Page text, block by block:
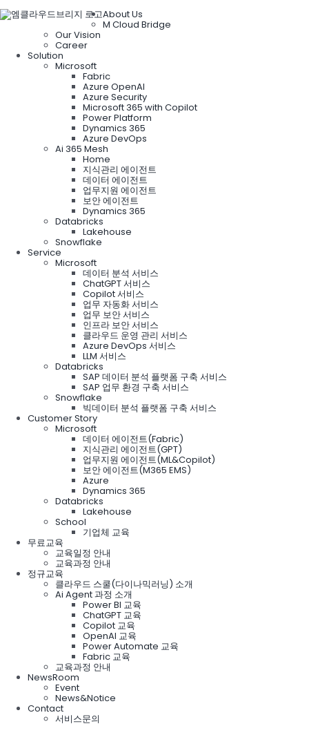
About Us
M Cloud Bridge
Our Vision
Career
Solution
Microsoft
Fabric
Azure OpenAI
Azure Security
Microsoft 365 with Copilot
Power Platform
Dynamics 365
Azure DevOps
Ai 365 Mesh
Home
지식관리 에이전트
데이터 에이전트
업무지원 에이전트
보안 에이전트
Dynamics 365
Databricks
Lakehouse
Snowflake
Service
Microsoft
데이터 분석 서비스
ChatGPT 서비스
Copilot 서비스
업무 자동화 서비스
업무 보안 서비스
인프라 보안 서비스
클라우드 운영 관리 서비스
Azure DevOps 서비스
LLM 서비스
Databricks
SAP 데이터 분석 플랫폼 구축 서비스
SAP 업무 환경 구축 서비스
Snowflake
빅데이터 분석 플랫폼 구축 서비스
Customer Story
Microsoft
데이터 에이전트(Fabric)
지식관리 에이전트(GPT)
업무지원 에이전트(ML&Copilot)
보안 에이전트(M365 EMS)
Azure
Dynamics 365
Databricks
Lakehouse
School
기업체 교육
무료교육
교육일정 안내
교육과정 안내
정규교육
클라우드 스쿨(다이나믹러닝) 소개
Ai Agent 과정 소개
Power BI 교육
ChatGPT 교육
Copilot 교육
OpenAI 교육
Power Automate 교육
Fabric 교육
교육과정 안내
NewsRoom
Event
News&Notice
Contact
서비스문의